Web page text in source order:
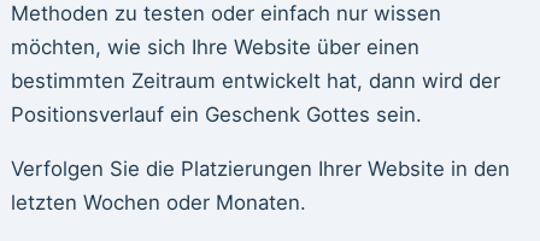
Methoden zu testen oder einfach nur wissen
möchten, wie sich Ihre Website über einen
bestimmten Zeitraum entwickelt hat, dann wird der
Positionsverlauf ein Geschenk Gottes sein.
Verfolgen Sie die Platzierungen Ihrer Website in den
letzten Wochen oder Monaten.